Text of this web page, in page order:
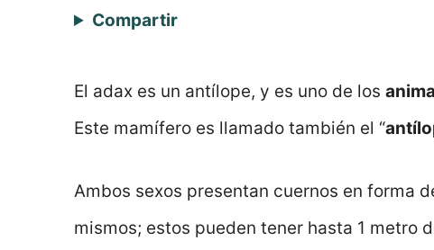
Compartir
El adax es un antílope, y es uno de los
Este mamífero es llamado también el “
Ambos sexos presentan cuernos en forma
mismos; estos pueden tener hasta 1 metro